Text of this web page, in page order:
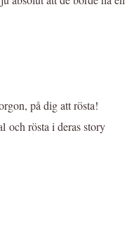
på dig att rösta!
och rösta i deras story